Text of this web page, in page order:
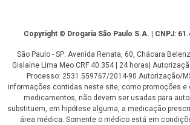
CopyrightCopyright © Drogaria São Paulo S.A. | CNPJ:
São Paulo - SP: Avenida Renata, 60, Chácara
Gislaine Lima Meo CRF 40.354 | 24 horas|
Processo: 2531.559767/2014-90 Autorização/
informações contidas neste site, como promoções e
medicamentos, não devem ser usadas para
substituem, em hipótese alguma, a medicação
área médica. Somente o médico está em